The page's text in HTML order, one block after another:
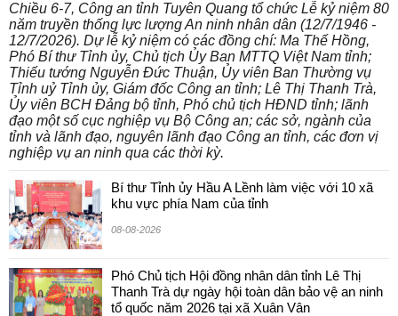
Chiều 6-7, Công an tỉnh Tuyên Quang tổ chức Lễ kỷ niệm 80
năm truyền thống lực lượng An ninh nhân dân (12/7/1946 -
12/7/2026). Dự lễ kỷ niệm có các đồng chí: Ma Thế Hồng,
Phó Bí thư Tỉnh ủy, Chủ tịch Ủy Ban MTTQ Việt Nam tỉnh;
Thiếu tướng Nguyễn Đức Thuận, Ủy viên Ban Thường vụ
Tỉnh uỷ Tỉnh ủy, Giám đốc Công an tỉnh; Lê Thị Thanh Trà,
Ủy viên BCH Đảng bộ tỉnh, Phó chủ tịch HĐND tỉnh; lãnh
đạo một số cục nghiệp vụ Bộ Công an; các sở, ngành của
tỉnh và lãnh đạo, nguyên lãnh đạo Công an tỉnh, các đơn vị
nghiệp vụ an ninh qua các thời kỳ.
Bí thư Tỉnh ủy Hầu A Lềnh làm việc với 10 xã
khu vực phía Nam của tỉnh
08-08-2026
Phó Chủ tịch Hội đồng nhân dân tỉnh Lê Thị
Thanh Trà dự ngày hội toàn dân bảo vệ an ninh
tổ quốc năm 2026 tại xã Xuân Vân